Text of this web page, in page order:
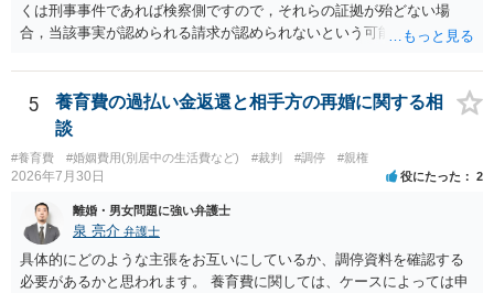
くは刑事事件であれば検察側ですので，それらの証拠が殆どない場
合，当該事実が認められる請求が認められないという可能性はあるで
5
養育費の過払い金返還と相手方の再婚に関する相
談
#養育費 #婚姻費用(別居中の生活費など) #裁判 #調停 #親権
2026年7月30日 役にたった 2
離婚・男女問題に強い弁護士
泉 亮介 弁護士
具体的にどのような主張をお互いにしているか、調停資料を確認する
必要があるかと思われます。 養育費に関しては、ケースによっては申